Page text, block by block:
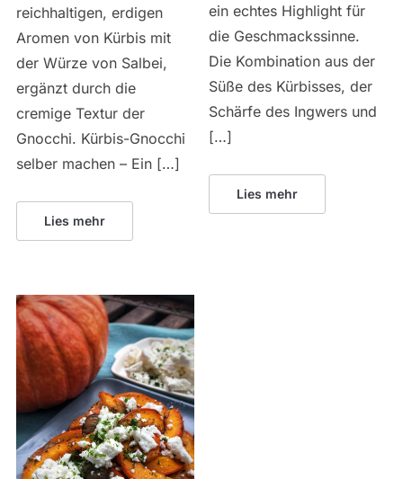
reichhaltigen, erdigen
Aromen von Kürbis mit
der Würze von Salbei,
ergänzt durch die
cremige Textur der
Gnocchi. Kürbis-Gnocchi
selber machen – Ein […]
Lies mehr
ein echtes Highlight für
die Geschmackssinne.
Die Kombination aus der
Süße des Kürbisses, der
Schärfe des Ingwers und
[…]
Lies mehr